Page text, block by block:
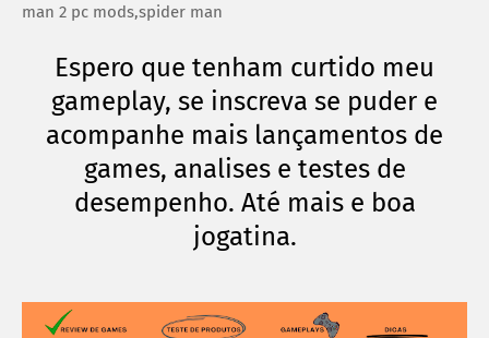
man 2 pc mods,spider man
Espero que tenham curtido meu
gameplay, se inscreva se puder e
acompanhe mais lançamentos de
games, analises e testes de
desempenho. Até mais e boa
jogatina.